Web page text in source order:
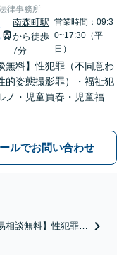
律事務所
南森町駅
から徒歩
7分
営業時間：09:3
0~17:30（平
日）
無料】性犯罪（不同意わ
的姿態撮影罪）・福祉犯
ノ・児童買春・児童福祉
に詳しい弁護士です
ルでお問い合わせ
相談無料】性犯罪